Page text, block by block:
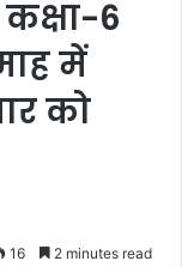
6
में
को
16 2 minutes read